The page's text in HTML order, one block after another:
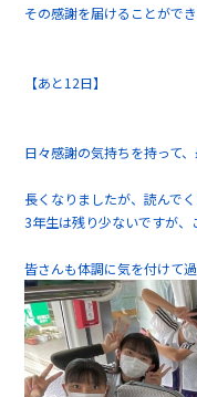
その感謝を届けることがで
【あと12日】
日々感謝の気持ちを持って
長くなりましたが、読んで
3年生は残り少ないですが、
皆さんも体調に気を付けて